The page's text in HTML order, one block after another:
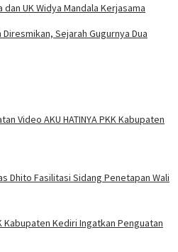
UK Widya Mandala Kerjasama
Diresmikan, Sejarah Gugurnya Dua
Video AKU HATINYA PKK Kabupaten
Dhito Fasilitasi Sidang Penetapan Wali
Kabupaten Kediri Ingatkan Penguatan